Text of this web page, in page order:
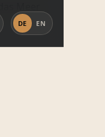
DE EN